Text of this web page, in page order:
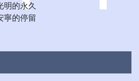
的永久
的停留